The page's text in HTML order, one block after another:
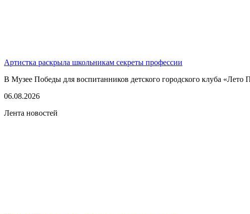
Артистка раскрыла школьникам секреты профессии
В Музее Победы для воспитанников детского городского клуба
06.08.2026
Лента новостей